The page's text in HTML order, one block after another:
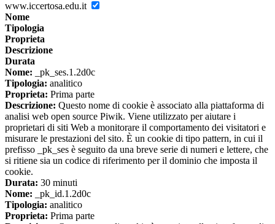
www.iccertosa.edu.it
Nome
Tipologia
Proprieta
Descrizione
Durata
Nome: _pk_ses.1.2d0c
Tipologia: analitico
Proprieta: Prima parte
Descrizione: Questo nome di cookie è associato alla piattaforma di
analisi web open source Piwik. Viene utilizzato per aiutare i
proprietari di siti Web a monitorare il comportamento dei visitatori e
misurare le prestazioni del sito. È un cookie di tipo pattern, in cui il
prefisso _pk_ses è seguito da una breve serie di numeri e lettere, che
si ritiene sia un codice di riferimento per il dominio che imposta il
cookie.
Durata: 30 minuti
Nome: _pk_id.1.2d0c
Tipologia: analitico
Proprieta: Prima parte